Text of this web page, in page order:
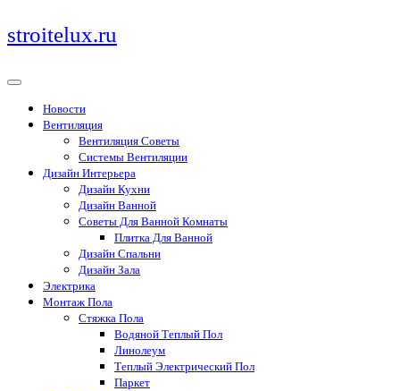
Перейти
к
stroitelux.ru
Новости
Вентиляция
Вентиляция Советы
Системы Вентиляции
Дизайн Интерьера
Дизайн Кухни
Дизайн Ванной
Советы Для Ванной Комнаты
Плитка Для Ванной
Дизайн Спальни
Дизайн Зала
Электрика
Монтаж Пола
Стяжка Пола
Водяной Теплый Пол
Линолеум
Теплый Электрический Пол
Паркет